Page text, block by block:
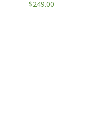
$249.00